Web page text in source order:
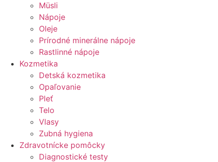
Müsli
Nápoje
Oleje
Prírodné minerálne nápoje
Rastlinné nápoje
Kozmetika
Detská kozmetika
Opaľovanie
Pleť
Telo
Vlasy
Zubná hygiena
Zdravotnícke pomôcky
Diagnostické testy